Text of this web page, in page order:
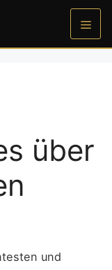
Menü
über
und